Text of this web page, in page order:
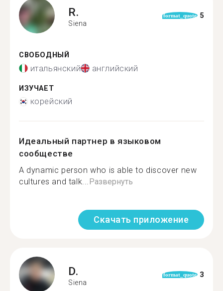
R.
Siena
format_quote 5
СВОБОДНЫЙ
итальянский английский
ИЗУЧАЕТ
корейский
Идеальный партнер в языковом
сообществе
A dynamic person who is able to discover new
cultures and talk...Развернуть
Скачать приложение
D.
Siena
format_quote 3